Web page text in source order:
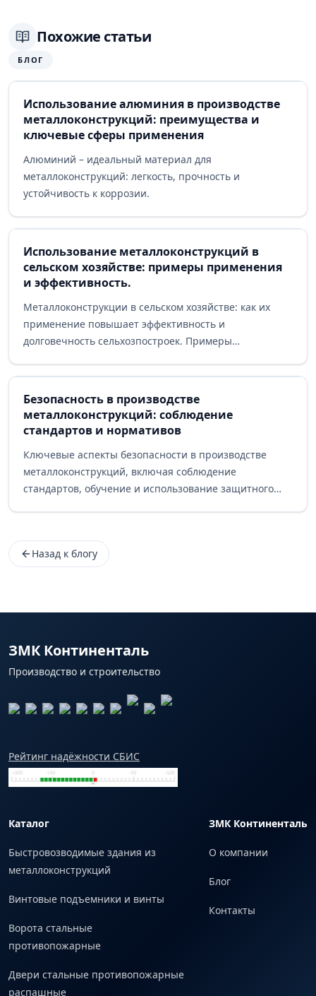
Похожие статьи
БЛОГ
Использование алюминия в производстве
металлоконструкций: преимущества и
ключевые сферы применения
Алюминий – идеальный материал для
металлоконструкций: легкость, прочность и
устойчивость к коррозии.
Использование металлоконструкций в
сельском хозяйстве: примеры применения
и эффективность.
Металлоконструкции в сельском хозяйстве: как их
применение повышает эффективность и
долговечность сельхозпостроек. Примеры
Безопасность в производстве
металлоконструкций: соблюдение
стандартов и нормативов
Ключевые аспекты безопасности в производстве
металлоконструкций, включая соблюдение
стандартов, обучение и использование защитного
Назад к блогу
ЗМК Континенталь
Производство и строительство
Рейтинг надёжности СБИС
Каталог
Быстровозводимые здания из
металлоконструкций
Винтовые подъемники и винты
Ворота стальные
противопожарные
Двери стальные противопожарные
распашные
ЗМК Континенталь
О компании
Блог
Контакты